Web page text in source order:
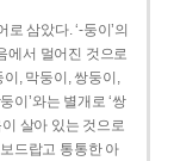
삼았다. ‘-둥이’의
에서 멀어진 것으로
이, 막둥이, 쌍둥이,
이’와는 별개로 ‘쌍
이 살아 있는 것으로
드랍고 통통한 아